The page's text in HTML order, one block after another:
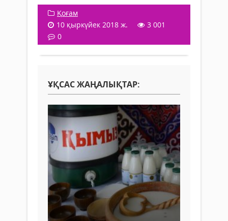
Қоғам
10 қыркүйек 2018 ж.
3 001
0
ҰҚСАС ЖАҢАЛЫҚТАР: